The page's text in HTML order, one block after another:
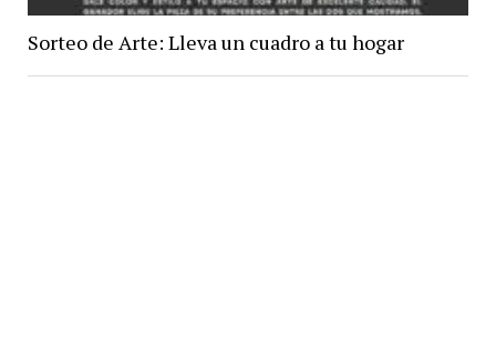
Sorteo de Arte: Lleva un cuadro a tu hogar